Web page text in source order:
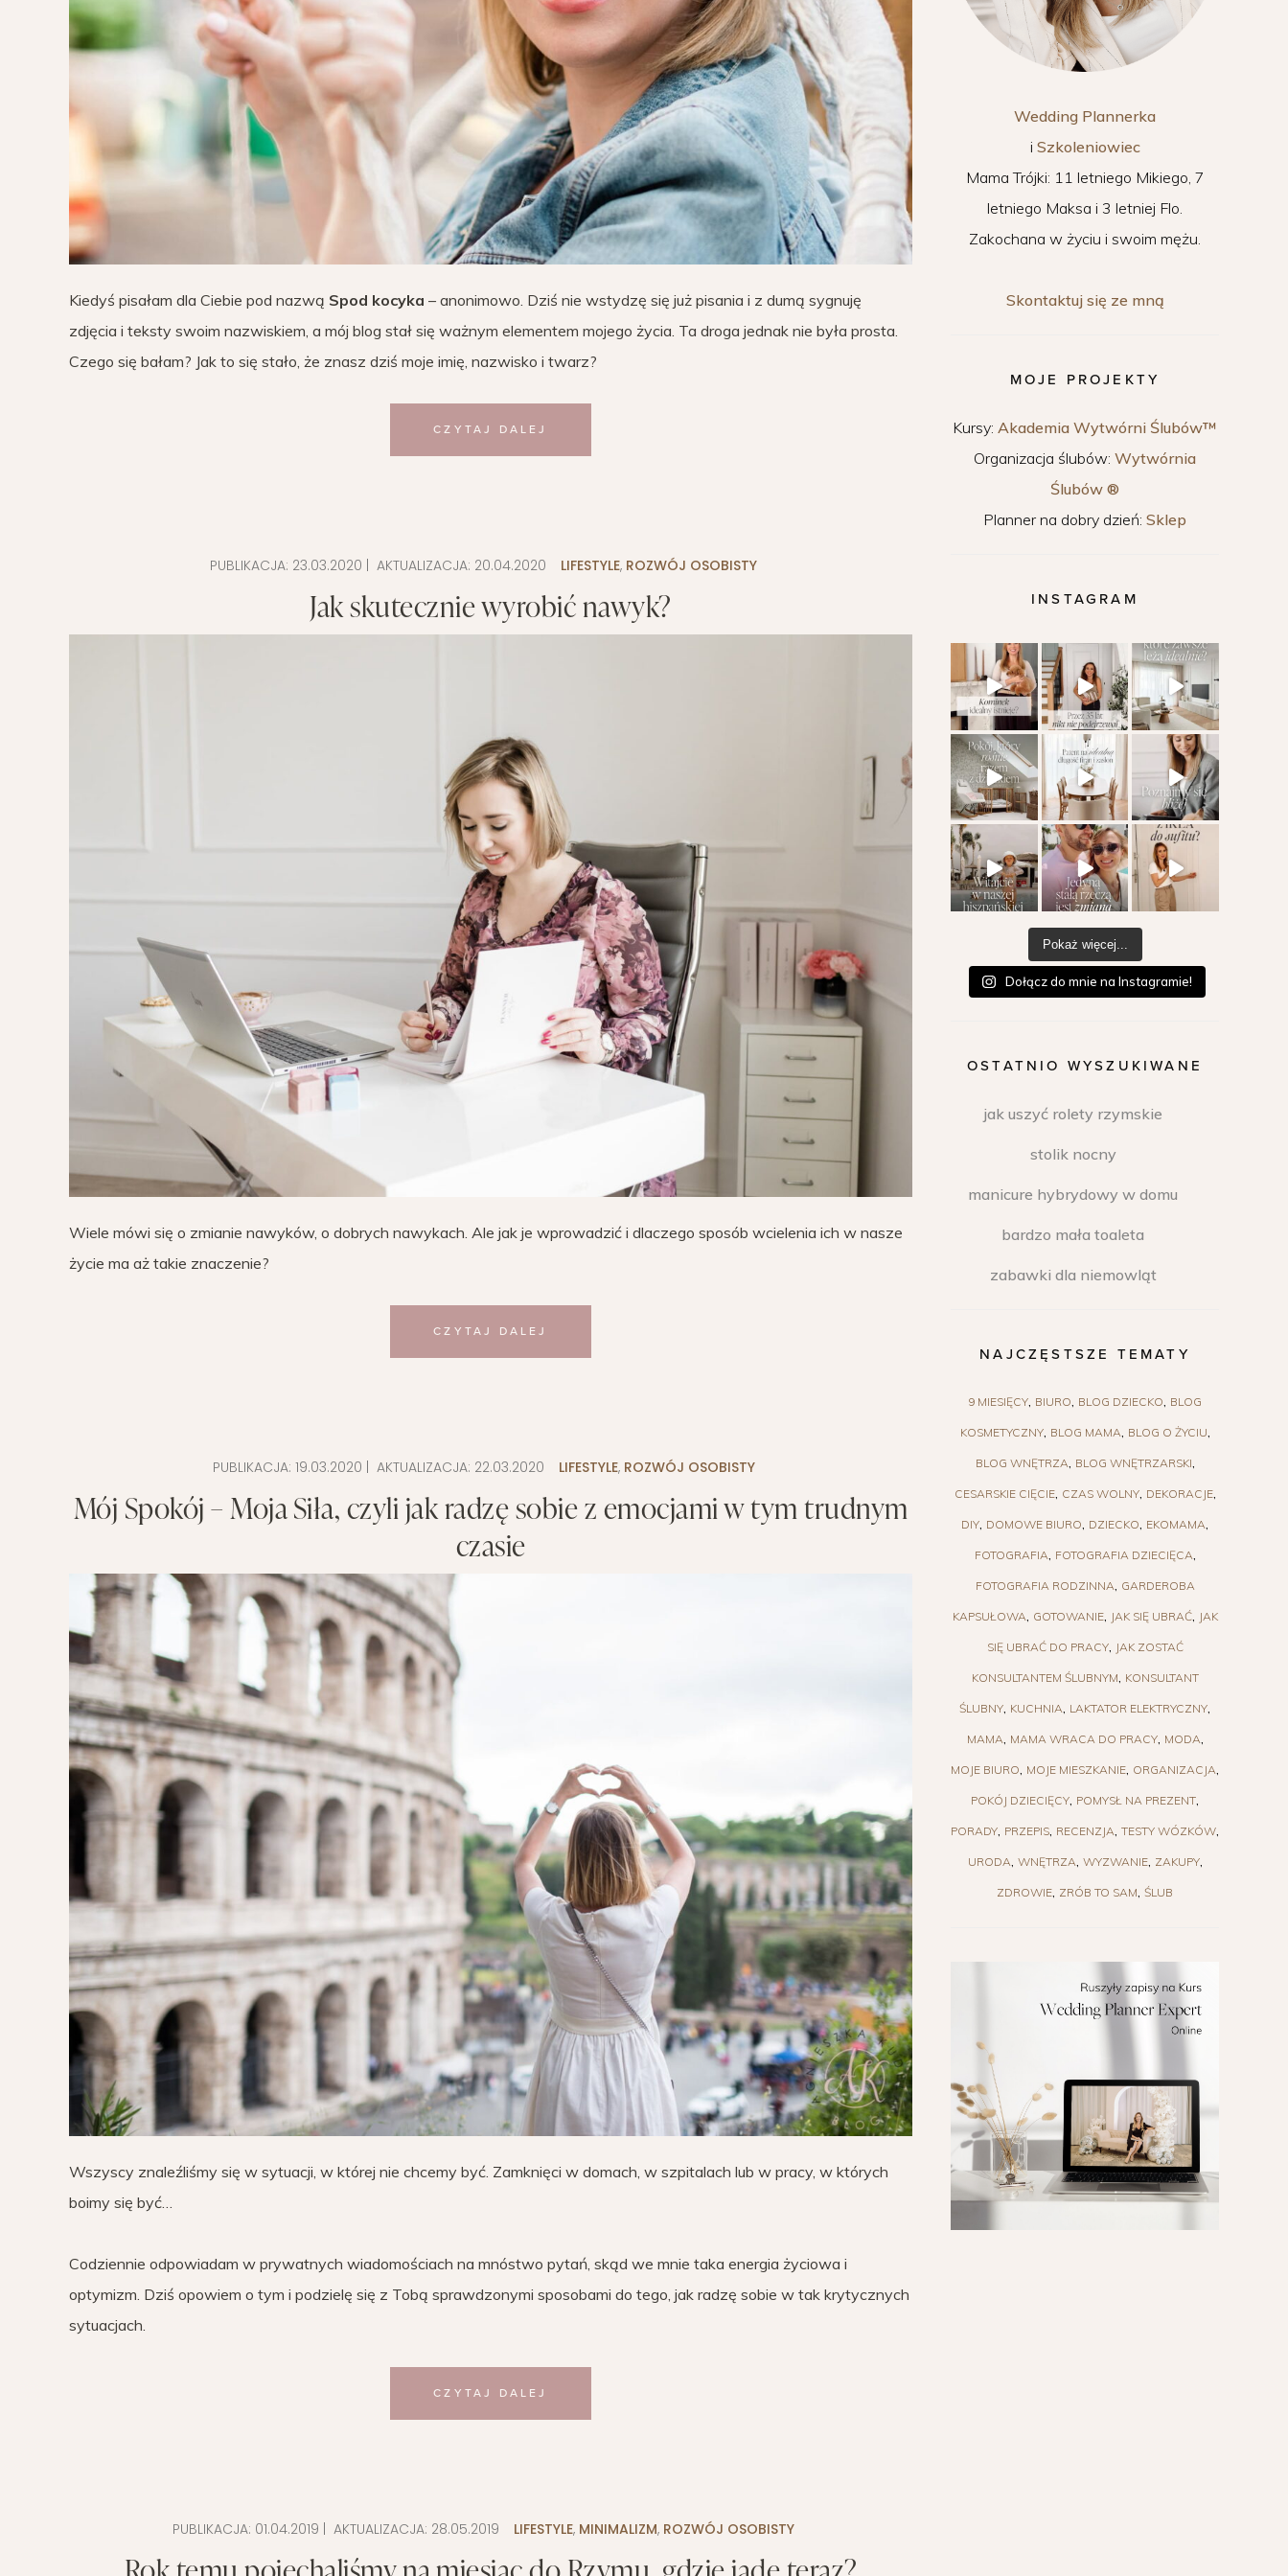
Kiedyś pisałam dla Ciebie pod nazwą Spod kocyka – anonimowo. Dziś nie wstydzę się już pisania i z dumą sygnuję
zdjęcia i teksty swoim nazwiskiem, a mój blog stał się ważnym elementem mojego życia. Ta droga jednak nie była prosta.
Czego się bałam? Jak to się stało, że znasz dziś moje imię, nazwisko i twarz?
CZYTAJ DALEJ
PUBLIKACJA: 23.03.2020 | AKTUALIZACJA: 20.04.2020 LIFESTYLE, ROZWÓJ OSOBISTY
Jak skutecznie wyrobić nawyk?
Wiele mówi się o zmianie nawyków, o dobrych nawykach. Ale jak je wprowadzić i dlaczego sposób wcielenia ich w nasze
życie ma aż takie znaczenie?
CZYTAJ DALEJ
PUBLIKACJA: 19.03.2020 | AKTUALIZACJA: 22.03.2020 LIFESTYLE, ROZWÓJ OSOBISTY
Mój Spokój – Moja Siła, czyli jak radzę sobie z emocjami w tym trudnym
czasie
Wszyscy znaleźliśmy się w sytuacji, w której nie chcemy być. Zamknięci w domach, w szpitalach lub w pracy, w których
boimy się być…
Codziennie odpowiadam w prywatnych wiadomościach na mnóstwo pytań, skąd we mnie taka energia życiowa i
optymizm. Dziś opowiem o tym i podzielę się z Tobą sprawdzonymi sposobami do tego, jak radzę sobie w tak krytycznych
sytuacjach.
CZYTAJ DALEJ
PUBLIKACJA: 01.04.2019 | AKTUALIZACJA: 28.05.2019 LIFESTYLE, MINIMALIZM, ROZWÓJ OSOBISTY
Wedding Plannerka
i Szkoleniowiec
Mama Trójki: 11 letniego Mikiego, 7
letniego Maksa i 3 letniej Flo.
Zakochana w życiu i swoim mężu.
Skontaktuj się ze mną
MOJE PROJEKTY
Kursy: Akademia Wytwórni Ślubów™
Organizacja ślubów: Wytwórnia
Ślubów ®
Planner na dobry dzień: Sklep
INSTAGRAM
Pokaż więcej...
Dołącz do mnie na Instagramie!
OSTATNIO WYSZUKIWANE
jak uszyć rolety rzymskie
stolik nocny
manicure hybrydowy w domu
bardzo mała toaleta
zabawki dla niemowląt
NAJCZĘSTSZE TEMATY
9 MIESIĘCY BIURO BLOG DZIECKO BLOG
KOSMETYCZNY BLOG MAMA BLOG O ŻYCIU
BLOG WNĘTRZA BLOG WNĘTRZARSKI
CESARSKIE CIĘCIE CZAS WOLNY DEKORACJE
DIY DOMOWE BIURO DZIECKO EKOMAMA
FOTOGRAFIA FOTOGRAFIA DZIECIĘCA
FOTOGRAFIA RODZINNA GARDEROBA
KAPSUŁOWA GOTOWANIE JAK SIĘ UBRAĆ JAK
SIĘ UBRAĆ DO PRACY JAK ZOSTAĆ
KONSULTANTEM ŚLUBNYM KONSULTANT
ŚLUBNY KUCHNIA LAKTATOR ELEKTRYCZNY
MAMA MAMA WRACA DO PRACY MODA
MOJE BIURO MOJE MIESZKANIE ORGANIZACJA
POKÓJ DZIECIĘCY POMYSŁ NA PREZENT
PORADY PRZEPIS RECENZJA TESTY WÓZKÓW
URODA WNĘTRZA WYZWANIE ZAKUPY
ZDROWIE ZRÓB TO SAM ŚLUB